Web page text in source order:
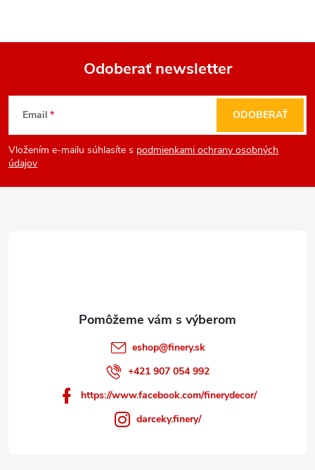
Z
á
p
Odoberať newsletter
Email
Vložením e-mailu súhlasíte s podmienkami ochrany osobných
údajov
ODOBERAŤ
eshop@finery.sk
+421 907 054 992
https://www.facebook.com/finerydecor/
darceky.finery/